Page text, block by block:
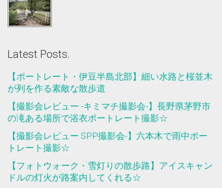
Latest Posts.
【ポートレート・伊豆半島北部】細い水路と桜並木
が列を作る素敵な散歩道
【撮影会レビュー -キミマチ撮影会-】長野県茅野市
の滝ある場所で浴衣ポートレート撮影☆
【撮影会レビュー SPP撮影会-】六本木で雨中ポー
トレート撮影☆
【フォトウォーク・雪灯りの散歩路】アイスキャン
ドルの灯火が路案内してくれる☆